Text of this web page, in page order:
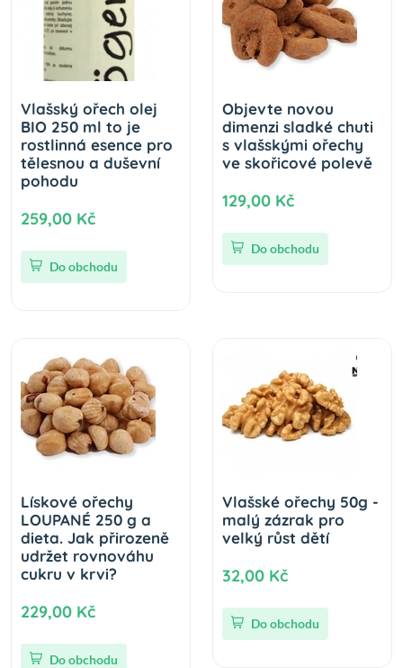
Vlašský ořech olej
BIO 250 ml to je
rostlinná esence pro
tělesnou a duševní
pohodu
259,00 Kč
Do obchodu
Objevte novou
dimenzi sladké chuti
s vlašskými ořechy
ve skořicové polevě
129,00 Kč
Do obchodu
Lískové ořechy
LOUPANÉ 250 g a
dieta. Jak přirozeně
udržet rovnováhu
cukru v krvi?
229,00 Kč
Do obchodu
Vlašské ořechy 50g -
malý zázrak pro
velký růst dětí
32,00 Kč
Do obchodu